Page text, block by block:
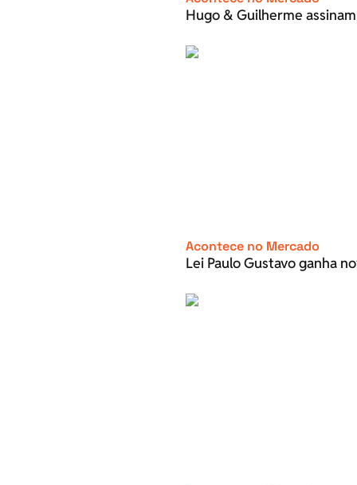
Hugo & Guilherme
Acontece no Mercado
Lei Paulo Gustavo ganha